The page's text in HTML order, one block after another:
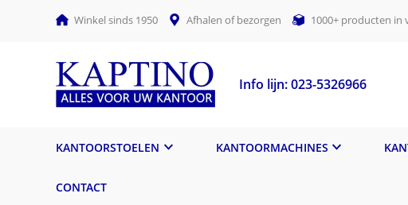
Winkel sinds 1950 Afhalen of bezorgen 1000+ producten in
Info lijn: 023-5326966
KANTOORSTOELEN KANTOORMACHINES
CONTACT